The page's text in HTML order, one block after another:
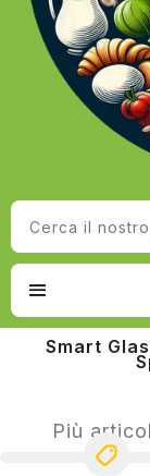
Smart
Più